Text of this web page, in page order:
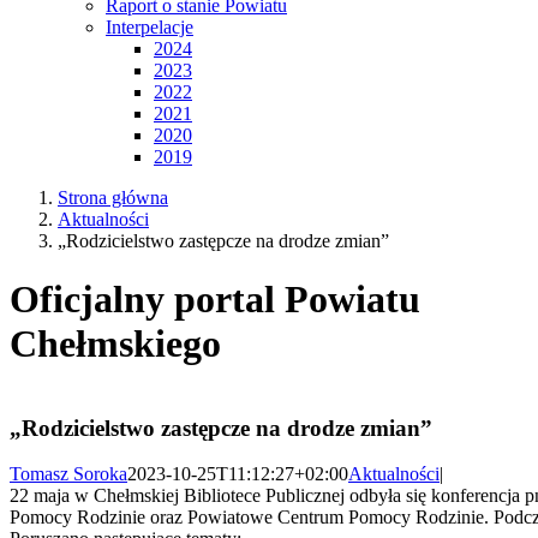
Raport o stanie Powiatu
Interpelacje
2024
2023
2022
2021
2020
2019
Strona główna
Aktualności
„Rodzicielstwo zastępcze na drodze zmian”
Oficjalny portal Powiatu
Chełmskiego
„Rodzicielstwo zastępcze na drodze zmian”
Tomasz Soroka2023-10-25T11:12:27+02:00Aktualności|
22 maja w Chełmskiej Bibliotece Publicznej odbyła się
Pomocy Rodzinie oraz Powiatowe Centrum Pomocy Rodzinie.